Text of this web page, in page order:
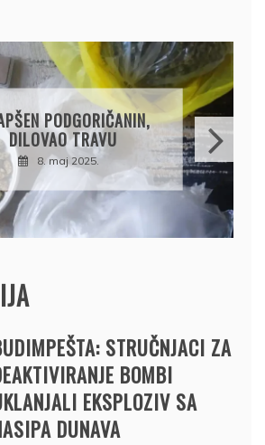
RUSIJE
OSUMNJIČEN DA JE
TUĐI BMW,
DRŽAVU NAPUSTIO
BRODOM
12. februar 2025.
STRUČNJACI ZA
BOMBI
EKSPLOZIV SA
DUNAVA